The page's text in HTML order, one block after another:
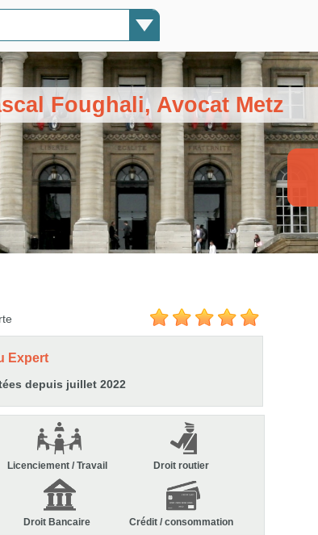
Foughali, Avocat Metz
Expert
depuis juillet 2022
Licenciement / Travail Droit routier
Droit Bancaire Crédit / consommation